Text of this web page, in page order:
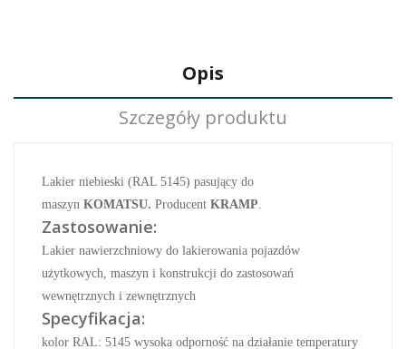
Opis
Szczegóły produktu
Lakier niebieski (RAL 5145) pasujący do
maszyn KOMATSU. Producent KRAMP
Zastosowanie:
Lakier nawierzchniowy do lakierowania pojazdów
użytkowych, maszyn i konstrukcji do zastosowań
wewnętrznych i zewnętrznych
Specyfikacja:
kolor RAL: 5145 wysoka odporność na działanie temperatury